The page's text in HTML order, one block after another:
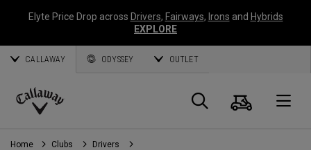
Elyte Price Drop across Drivers, Fairways, Irons and Hybrids
EXPLORE
CALLAWAY ODYSSEY OUTLET
Callaway
Golf
Panier
Home Clubs Drivers